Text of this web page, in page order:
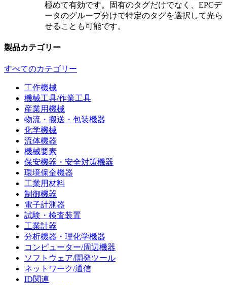
極めて有効です。固有のタグだけでなく、EPCデ
ータのグループ分けで特定のタグを選択して光ら
せることも可能です。
製品カテゴリー
すべてのカテゴリー
工作機械
機械工具/作業工具
産業用機械
物流・搬送・包装機器
化学機械
流体機器
機械要素
保安機器・安全対策機器
環境保全機器
工業用材料
制御機器
電子計測器
試験・検査装置
工業計器
分析機器・理化学機器
コンピューター/周辺機器
ソフトウェア/開発ツール
ネットワーク/通信
ID関連